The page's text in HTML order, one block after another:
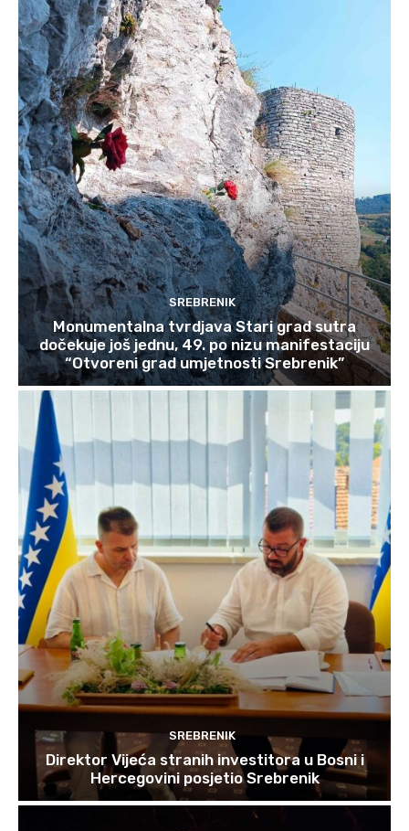
SREBRENIK
Monumentalna tvrdjava Stari grad sutra
dočekuje još jednu, 49. po nizu manifestaciju
“Otvoreni grad umjetnosti Srebrenik”
SREBRENIK
Direktor Vijeća stranih investitora u Bosni i
Hercegovini posjetio Srebrenik